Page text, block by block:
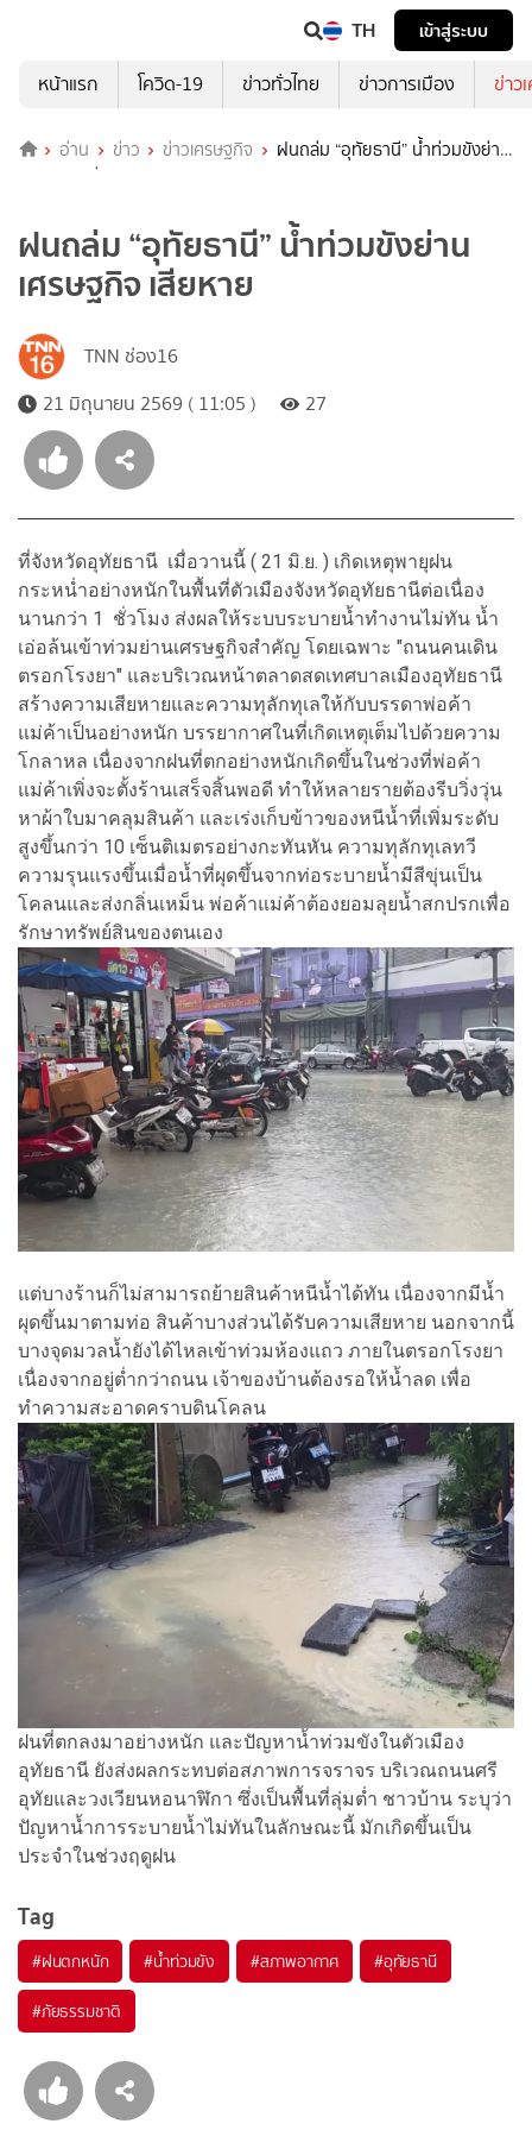
TH
เข้าสู่ระบบ
หน้าแรก
โควิด-19 ข่าวทั่วไทย ข่าวการเมือง ข่าว
อ่าน ข่าว ข่าวเศรษฐกิจ
ฝนถล่ม “อุทัยธานี” น้ำท่วมขังย่าน
เศรษฐกิจ เสียหาย
ฝนถล่ม “อุทัยธานี” น้ำท่วมขังย่าน
เศรษฐกิจ เสียหาย
TNN ช่อง16
21 มิถุนายน 2569 ( 11:05 )
27
ที่จังหวัดอุทัยธานี เมื่อวานนี้ ( 21 มิ.ย. ) เกิดเหตุพายุฝน
กระหน่ำอย่างหนักในพื้นที่ตัวเมืองจังหวัดอุทัยธานีต่อเนื่อง
นานกว่า 1 ชั่วโมง ส่งผลให้ระบบระบายน้ำทำงานไม่ทัน น้ำ
เอ่อล้นเข้าท่วมย่านเศรษฐกิจสำคัญ โดยเฉพาะ "ถนนคนเดิน
ตรอกโรงยา" และบริเวณหน้าตลาดสดเทศบาลเมืองอุทัยธานี
สร้างความเสียหายและความทุลักทุเลให้กับบรรดาพ่อค้า
แม่ค้าเป็นอย่างหนัก บรรยากาศในที่เกิดเหตุเต็มไปด้วยความ
โกลาหล เนื่องจากฝนที่ตกอย่างหนักเกิดขึ้นในช่วงที่พ่อค้า
แม่ค้าเพิ่งจะตั้งร้านเสร็จสิ้นพอดี ทำให้หลายรายต้องรีบวิ่งวุ่น
หาผ้าใบมาคลุมสินค้า และเร่งเก็บข้าวของหนีน้ำที่เพิ่มระดับ
สูงขึ้นกว่า 10 เซ็นติเมตรอย่างกะทันหัน ความทุลักทุเลทวี
ความรุนแรงขึ้นเมื่อน้ำที่ผุดขึ้นจากท่อระบายน้ำมีสีขุ่นเป็น
โคลนและส่งกลิ่นเหม็น พ่อค้าแม่ค้าต้องยอมลุยน้ำสกปรกเพื่อ
รักษาทรัพย์สินของตนเอง
แต่บางร้านก็ไม่สามารถย้ายสินค้าหนีน้ำได้ทัน เนื่องจากมีน้ำ
ผุดขึ้นมาตามท่อ สินค้าบางส่วนได้รับความเสียหาย นอกจากนี้
บางจุดมวลน้ำยังได้ไหลเข้าท่วมห้องแถว ภายในตรอกโรงยา
เนื่องจากอยู่ต่ำกว่าถนน เจ้าของบ้านต้องรอให้น้ำลด เพื่อ
ทำความสะอาดคราบดินโคลน
ฝนที่ตกลงมาอย่างหนัก และปัญหาน้ำท่วมขังในตัวเมือง
อุทัยธานี ยังส่งผลกระทบต่อสภาพการจราจร บริเวณถนนศรี
อุทัยและวงเวียนหอนาฬิกา ซึ่งเป็นพื้นที่ลุ่มต่ำ ชาวบ้าน ระบุว่า
ปัญหาน้ำการระบายน้ำไม่ทันในลักษณะนี้ มักเกิดขึ้นเป็น
ประจำในช่วงฤดูฝน
Tag
#ฝนตกหนัก #น้ำท่วมขัง #สภาพอากาศ #อุทัยธานี
#ภัยธรรมชาติ